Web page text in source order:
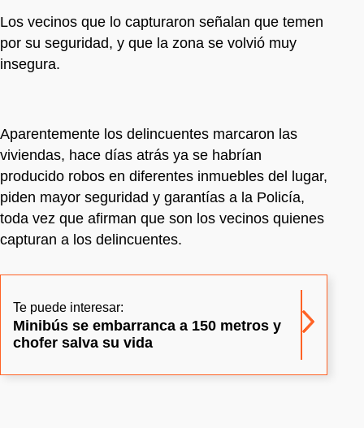
Los vecinos que lo capturaron señalan que temen
por su seguridad, y que la zona se volvió muy
insegura.
Aparentemente los delincuentes marcaron las
viviendas, hace días atrás ya se habrían
producido robos en diferentes inmuebles del lugar,
piden mayor seguridad y garantías a la Policía,
toda vez que afirman que son los vecinos quienes
capturan a los delincuentes.
Te puede interesar:
Minibús se embarranca a 150 metros y
chofer salva su vida